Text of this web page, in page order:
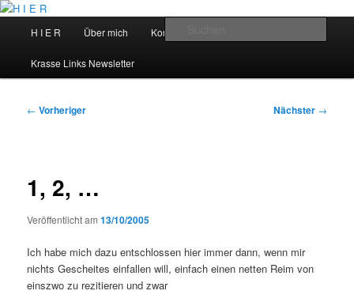
Zum
springenH I E R
H I E R Über mich Kontakt
Krasse Links Newsletter
Beitragsnavigation
← Vorheriger Nächster →
1, 2, …
Veröffentlicht am13/10/2005
Ich habe mich dazu entschlossen hier immer dann, wenn mir
nichts Gescheites einfallen will, einfach einen netten Reim von
einszwo zu rezitieren und zwar